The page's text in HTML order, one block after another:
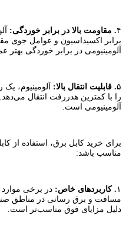
۴. مقاومت بالا در برابر خوردگی:
برابر اکسیداسیون و عوامل جوی
آلومینیومی در برابر خوردگی
۵. قابلیت انتقال بالا: آلومینیوم،
را با کمترین هدررفت انتقال
آلومینیومی است.
برای خرید کابل برق، استفاده از
مناسب باشد:
۱ .کاربردهای خاص: در برخی موارد
مسافت و برق رسانی در مناطق
دلیل مزایای فوق مناسب‌تر است.